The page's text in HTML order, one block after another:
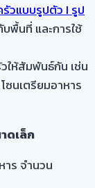
วแบบรูปตัว I รูป
พื้นที่ และการใช้
ให้สัมพันธ์กัน เช่น
ซนเตรียมอาหาร
ดเล็ก
าร จำนวน